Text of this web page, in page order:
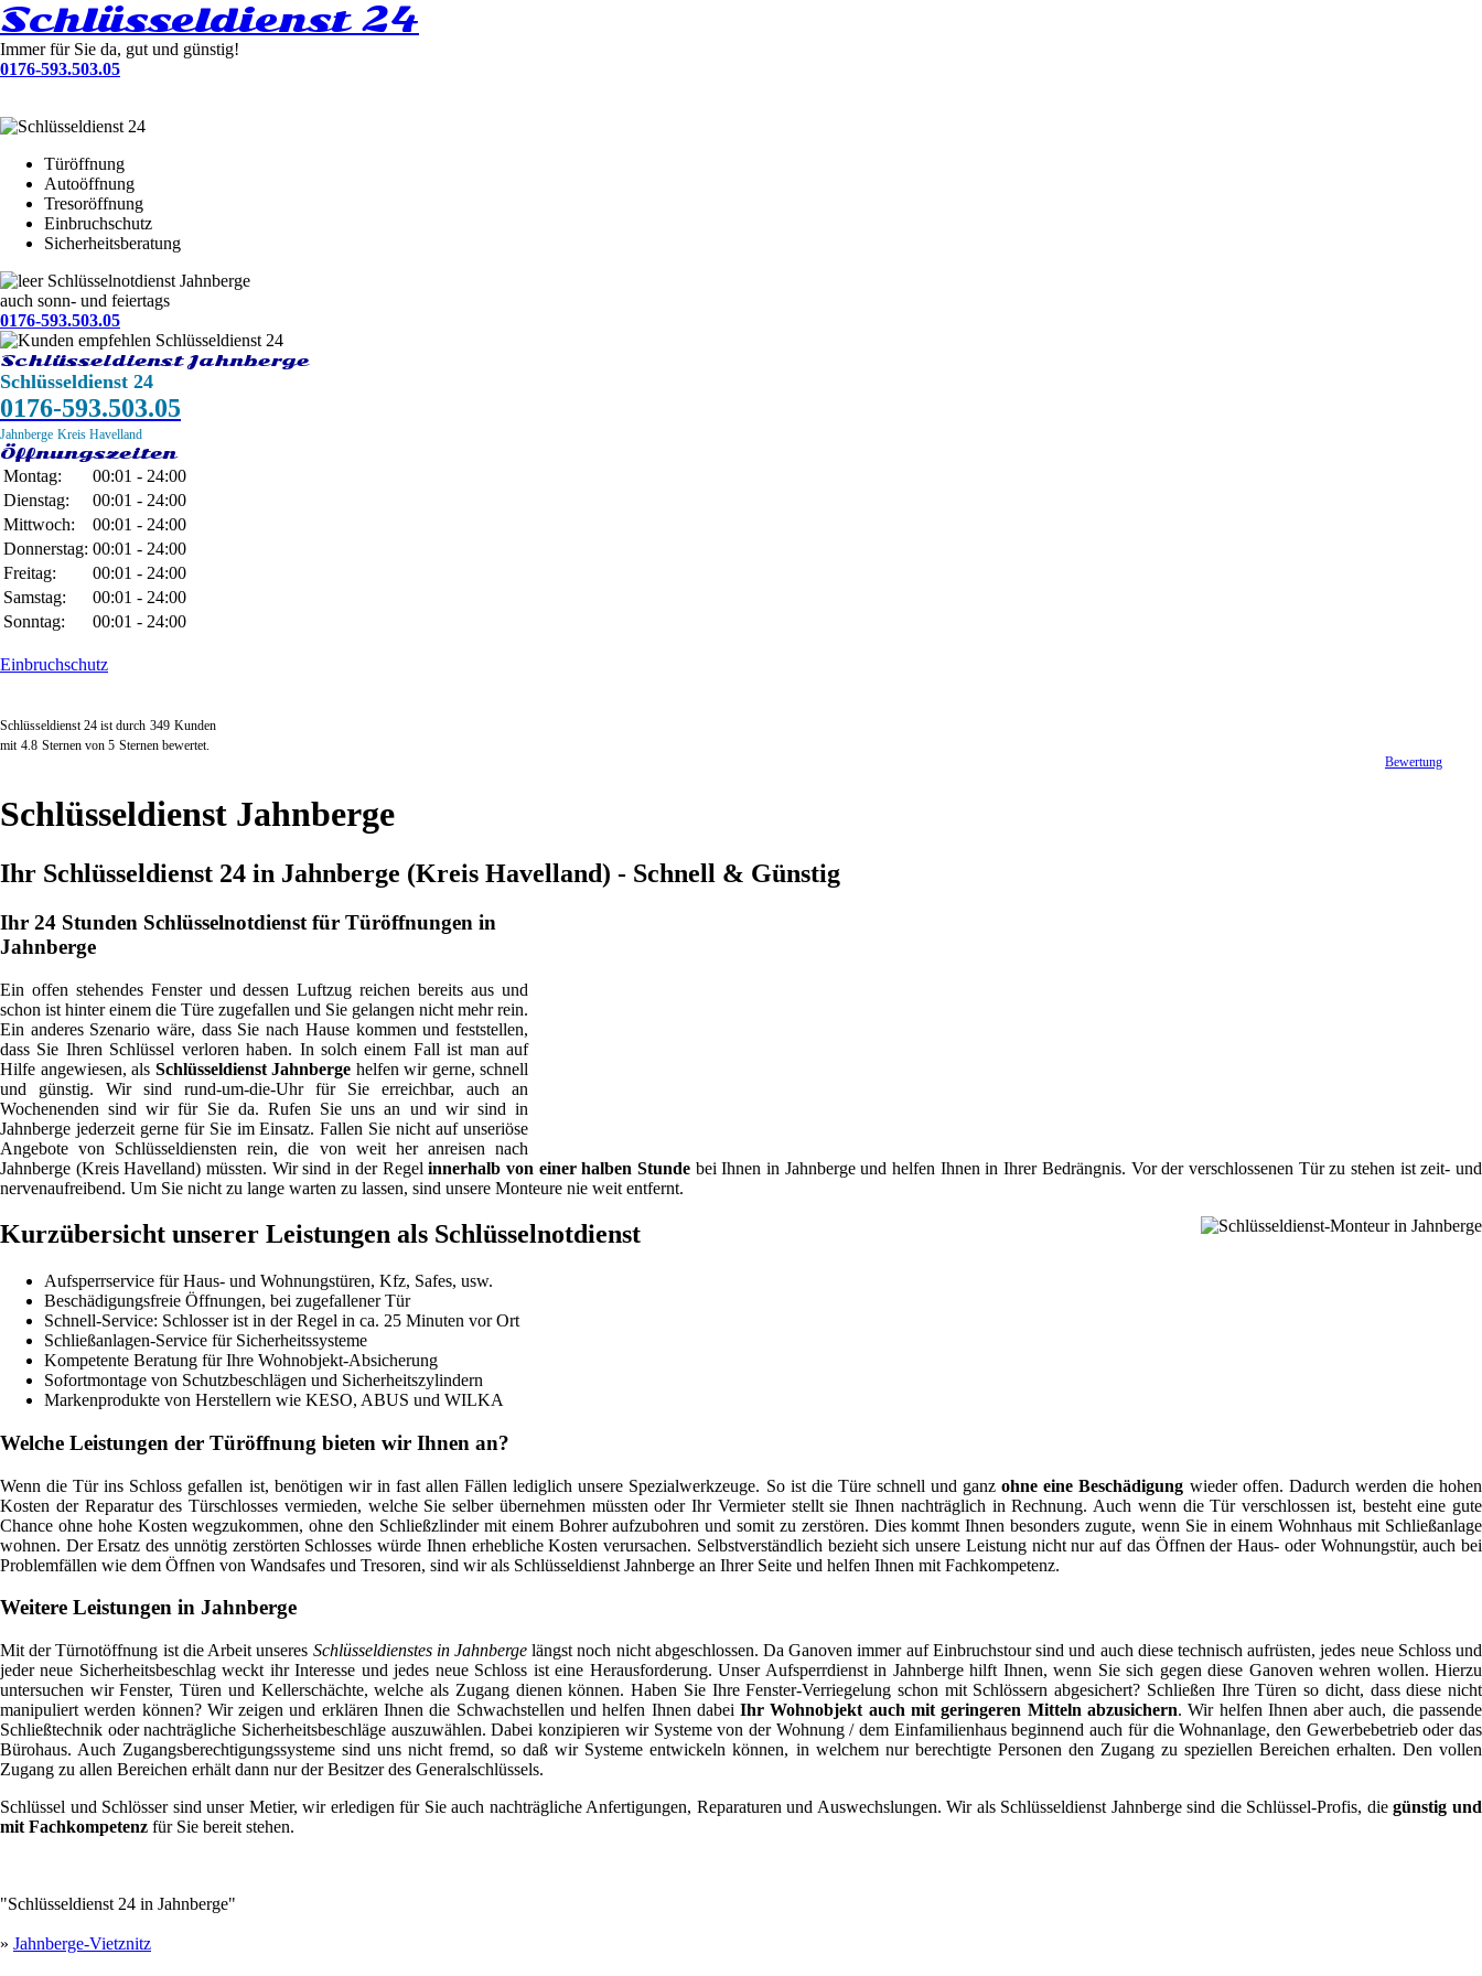
Schlüsseldienst 24
Immer für Sie da, gut und günstig!
0176-593.503.05
Türöffnung
Autoöffnung
Tresoröffnung
Einbruchschutz
Sicherheitsberatung
Schlüsselnotdienst Jahnberge
auch sonn- und feiertags
0176-593.503.05
Schlüsseldienst Jahnberge
Schlüsseldienst 24
0176-593.503.05
Jahnberge Kreis Havelland
Öffnungszeiten
Montag:
00:01 - 24:00
Dienstag:
00:01 - 24:00
Mittwoch:
00:01 - 24:00
Donnerstag: 00:01 - 24:00
Freitag:
00:01 - 24:00
Samstag:
00:01 - 24:00
Sonntag:
00:01 - 24:00
Einbruchschutz
Schlüsseldienst 24 ist durch 349 Kunden
mit 4.8 Sternen von 5 Sternen bewertet.
Bewertung
Schlüsseldienst Jahnberge
Ihr Schlüsseldienst 24 in Jahnberge (Kreis Havelland) - Schnell & Günstig
Ihr 24 Stunden Schlüsselnotdienst für Türöffnungen in
Jahnberge
Ein offen stehendes Fenster und dessen Luftzug reichen bereits aus und
schon ist hinter einem die Türe zugefallen und Sie gelangen nicht mehr rein.
Ein anderes Szenario wäre, dass Sie nach Hause kommen und feststellen,
dass Sie Ihren Schlüssel verloren haben. In solch einem Fall ist man auf
Hilfe angewiesen, als Schlüsseldienst Jahnberge helfen wir gerne, schnell
und günstig. Wir sind rund-um-die-Uhr für Sie erreichbar, auch an
Wochenenden sind wir für Sie da. Rufen Sie uns an und wir sind in
Jahnberge jederzeit gerne für Sie im Einsatz. Fallen Sie nicht auf unseriöse
Angebote von Schlüsseldiensten rein, die von weit her anreisen nach
Jahnberge (Kreis Havelland) müssten. Wir sind in der Regelinnerhalb von einer halben Stundebei Ihnen in Jahnberge und helfen Ihnen in Ihrer Bedrängnis. Vor der verschlossenen Tür zu stehen ist zeit- und
nervenaufreibend. Um Sie nicht zu lange warten zu lassen, sind unsere Monteure nie weit entfernt.
Kurzübersicht unserer Leistungen als Schlüsselnotdienst
Aufsperrservice für Haus- und Wohnungstüren, Kfz, Safes, usw.
Beschädigungsfreie Öffnungen, bei zugefallener Tür
Schnell-Service: Schlosser ist in der Regel in ca. 25 Minuten vor Ort
Schließanlagen-Service für Sicherheitssysteme
Kompetente Beratung für Ihre Wohnobjekt-Absicherung
Sofortmontage von Schutzbeschlägen und Sicherheitszylindern
Markenprodukte von Herstellern wie KESO, ABUS und WILKA
Welche Leistungen der Türöffnung bieten wir Ihnen an?
Wenn die Tür ins Schloss gefallen ist, benötigen wir in fast allen Fällen lediglich unsere Spezialwerkzeuge. So ist die Türe schnell und ganzohne eine Beschädigung wieder offen. Dadurch werden die hohen
Kosten der Reparatur des Türschlosses vermieden, welche Sie selber übernehmen müssten oder Ihr Vermieter stellt sie Ihnen nachträglich in Rechnung. Auch wenn die Tür verschlossen ist, besteht eine gute
Chance ohne hohe Kosten wegzukommen, ohne den Schließzlinder mit einem Bohrer aufzubohren und somit zu zerstören. Dies kommt Ihnen besonders zugute, wenn Sie in einem Wohnhaus mit Schließanlage
wohnen. Der Ersatz des unnötig zerstörten Schlosses würde Ihnen erhebliche Kosten verursachen. Selbstverständlich bezieht sich unsere Leistung nicht nur auf das Öffnen der Haus- oder Wohnungstür, auch bei
Problemfällen wie dem Öffnen von Wandsafes und Tresoren, sind wir als Schlüsseldienst Jahnberge an Ihrer Seite und helfen Ihnen mit Fachkompetenz.
Weitere Leistungen in Jahnberge
Mit der Türnotöffnung ist die Arbeit unseres Schlüsseldienstes in Jahnbergelängst noch nicht abgeschlossen. Da Ganoven immer auf Einbruchstour sind und auch diese technisch aufrüsten, jedes neue Schloss und
jeder neue Sicherheitsbeschlag weckt ihr Interesse und jedes neue Schloss ist eine Herausforderung. Unser Aufsperrdienst in Jahnberge hilft Ihnen, wenn Sie sich gegen diese Ganoven wehren wollen. Hierzu
untersuchen wir Fenster, Türen und Kellerschächte, welche als Zugang dienen können. Haben Sie Ihre Fenster-Verriegelung schon mit Schlössern abgesichert? Schließen Ihre Türen so dicht, dass diese nicht
manipuliert werden können? Wir zeigen und erklären Ihnen die Schwachstellen und helfen Ihnen dabeiIhr Wohnobjekt auch mit geringeren Mitteln abzusichern. Wir helfen Ihnen aber auch, die passende
Schließtechnik oder nachträgliche Sicherheitsbeschläge auszuwählen. Dabei konzipieren wir Systeme von der Wohnung / dem Einfamilienhaus beginnend auch für die Wohnanlage, den Gewerbebetrieb oder das
Bürohaus. Auch Zugangsberechtigungssysteme sind uns nicht fremd, so daß wir Systeme entwickeln können, in welchem nur berechtigte Personen den Zugang zu speziellen Bereichen erhalten. Den vollen
Zugang zu allen Bereichen erhält dann nur der Besitzer des Generalschlüssels.
Schlüssel und Schlösser sind unser Metier, wir erledigen für Sie auch nachträgliche Anfertigungen, Reparaturen und Auswechslungen. Wir als Schlüsseldienst Jahnberge sind die Schlüssel-Profis, diegünstig und
mit Fachkompetenz für Sie bereit stehen.
"Schlüsseldienst 24 in Jahnberge"
» Jahnberge-Vietznitz